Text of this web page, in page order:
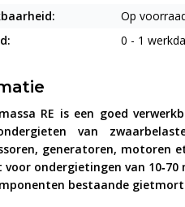
Op
0 - 1
RE is een goed
van
generatoren, motoren
voor ondergietingen van 10
bestaande